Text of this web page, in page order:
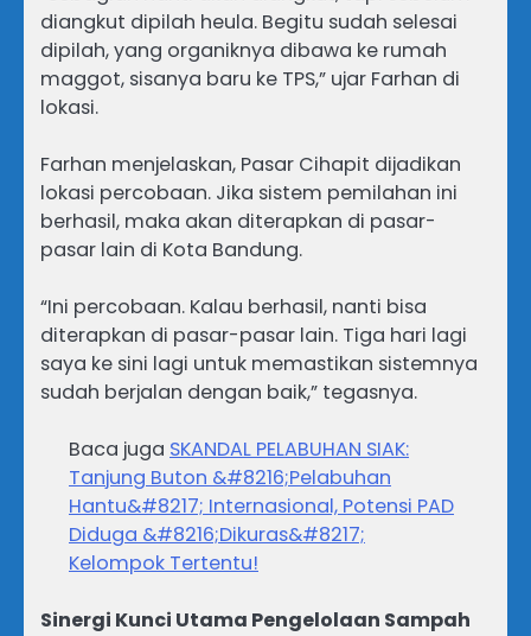
diangkut dipilah heula. Begitu sudah selesai
dipilah, yang organiknya dibawa ke rumah
maggot, sisanya baru ke TPS,” ujar Farhan di
lokasi.
Farhan menjelaskan, Pasar Cihapit dijadikan
lokasi percobaan. Jika sistem pemilahan ini
berhasil, maka akan diterapkan di pasar-
pasar lain di Kota Bandung.
“Ini percobaan. Kalau berhasil, nanti bisa
diterapkan di pasar-pasar lain. Tiga hari lagi
saya ke sini lagi untuk memastikan sistemnya
sudah berjalan dengan baik,” tegasnya.
Baca juga SKANDAL PELABUHAN SIAK:
Tanjung Buton &#8216;Pelabuhan
Hantu&#8217; Internasional, Potensi PAD
Diduga &#8216;Dikuras&#8217;
Kelompok Tertentu!
Sinergi Kunci Utama Pengelolaan Sampah